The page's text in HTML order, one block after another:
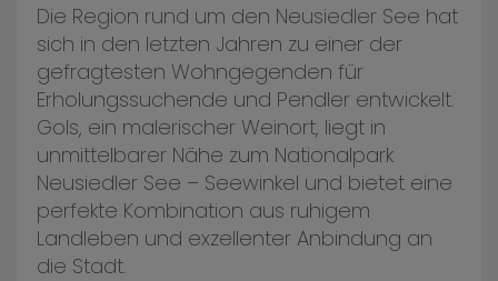
Die Region rund um den Neusiedler See hat
sich in den letzten Jahren zu einer der
gefragtesten Wohngegenden für
Erholungssuchende und Pendler entwickelt.
Gols, ein malerischer Weinort, liegt in
unmittelbarer Nähe zum Nationalpark
Neusiedler See – Seewinkel und bietet eine
perfekte Kombination aus ruhigem
Landleben und exzellenter Anbindung an
die Stadt.